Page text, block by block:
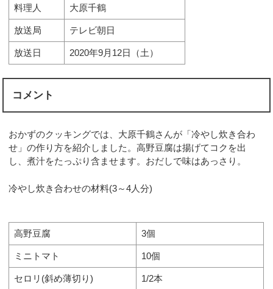
料理人 大原千鶴
放送局 テレビ朝日
放送日 2020年9月12日（土）
コメント
おかずのクッキングでは、大原千鶴さんが「冷やし炊き合わ
せ」の作り方を紹介しました。高野豆腐は揚げてコクを出
し、煮汁をたっぷり含ませます。おだしで味はあっさり。
冷やし炊き合わせの材料(3～4人分)
高野豆腐 3個
ミニトマト 10個
セロリ(斜め薄切り) 1/2本